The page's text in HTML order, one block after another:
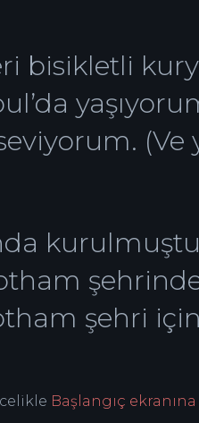
bisikletli
(Ve
şehri
Başlangıç ekranına